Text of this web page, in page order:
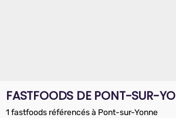
FASTFOODS DE PONT-SUR-
1 fastfoods référencés à Pont-sur-Yonne